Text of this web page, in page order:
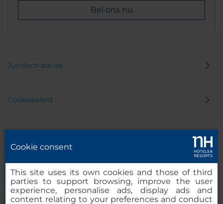
Bel ons nu
Juridisch advies
Cookiebeleid
Klokkenluider
Cookie consent
This site uses its own cookies and those of third
parties to support browsing, improve the user
experience, personalise ads, display ads and
content relating to your preferences and conduct